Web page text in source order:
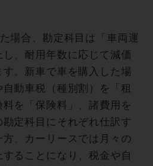
場合、勘定科目は「車両運
、耐用年数に応じて減価
。新車で車を購入した場
動車税（種別割）を「租
を「保険料」、諸費用を
勘定科目にそれぞれ仕訳す
、カーリースでは月々の
ることになり、税金や自